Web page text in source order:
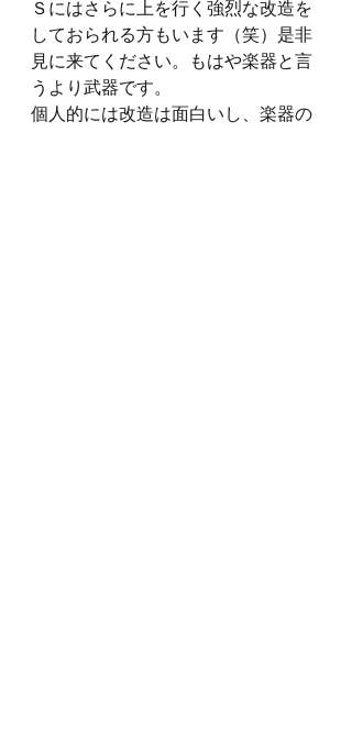
Ｓにはさらに上を行く強烈な改造を
しておられる方もいます（笑）是非
見に来てください。もはや楽器と言
うより武器です。
個人的には改造は面白いし、楽器の